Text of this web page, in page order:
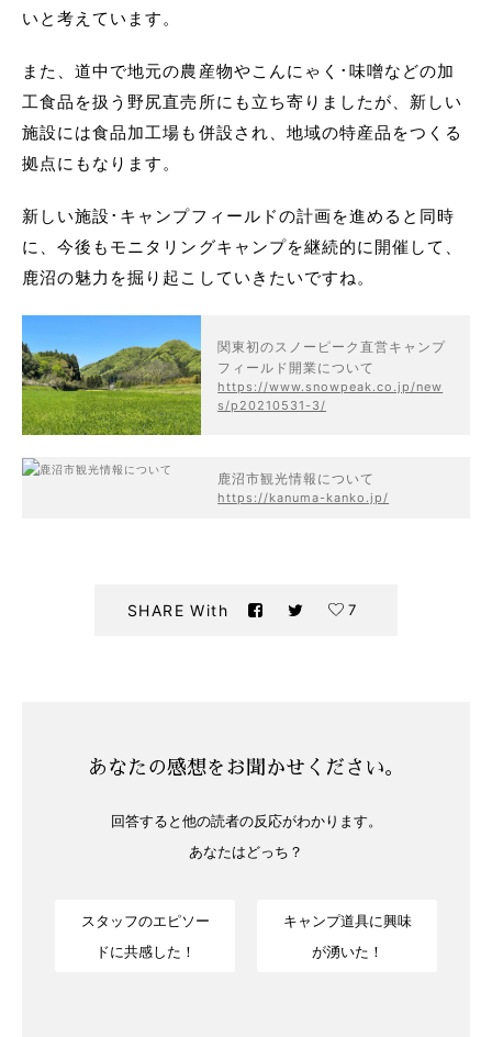
いと考えています。
また、道中で地元の農産物やこんにゃく･味噌などの加
工食品を扱う野尻直売所にも立ち寄りましたが、新しい
施設には食品加工場も併設され、地域の特産品をつくる
拠点にもなります。
新しい施設･キャンプフィールドの計画を進めると同時
に、今後もモニタリングキャンプを継続的に開催して、
鹿沼の魅力を掘り起こしていきたいですね。
関東初のスノーピーク直営キャンプ
フィールド開業について
https://www.snowpeak.co.jp/new
s/p20210531-3/
鹿沼市観光情報について
https://kanuma-kanko.jp/
SHARE With 7
あなたの感想をお聞かせください。
回答すると他の読者の反応がわかります。
あなたはどっち？
スタッフのエピソー
ドに共感した！
キャンプ道具に興味
が湧いた！